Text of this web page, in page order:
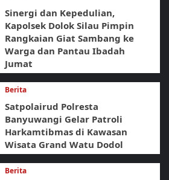
Sinergi dan Kepedulian,
Kapolsek Dolok Silau Pimpin
Rangkaian Giat Sambang ke
Warga dan Pantau Ibadah
Jumat
Berita
Satpolairud Polresta
Banyuwangi Gelar Patroli
Harkamtibmas di Kawasan
Wisata Grand Watu Dodol
Berita